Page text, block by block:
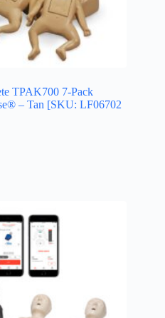
TPAK700 7-Pack
– Tan [SKU: LF06702